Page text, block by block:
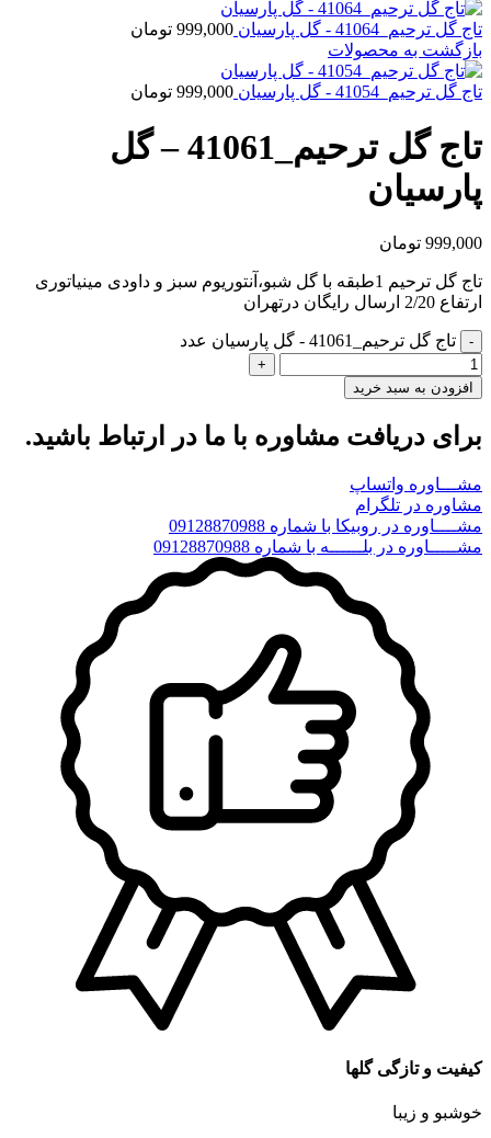
تاج گل ترحیم_41064 - گل پارسیان 999,000 تومان
بازگشت به محصولات
تاج گل ترحیم_41054 - گل پارسیان 999,000 تومان
تاج گل ترحیم_41061 – گل
پارسیان
999,000 تومان
تاج گل ترحیم 1طبقه با گل شبو،آنتوریوم سبز و داودی مینیاتوری
ارتفاع 2/20 ارسال رایگان درتهران
تاج گل ترحیم_41061 - گل پارسیان عدد
افزودن به سبد خرید
برای دریافت مشاوره با ما در ارتباط باشید.
مشـــاوره واتساپ
مشاوره در تلگرام
مشــــاوره در روبیکا با شماره 09128870988
مشـــــاوره در بلــــــه با شماره 09128870988
کیفیت و تازگی گلها
خوشبو و زیبا